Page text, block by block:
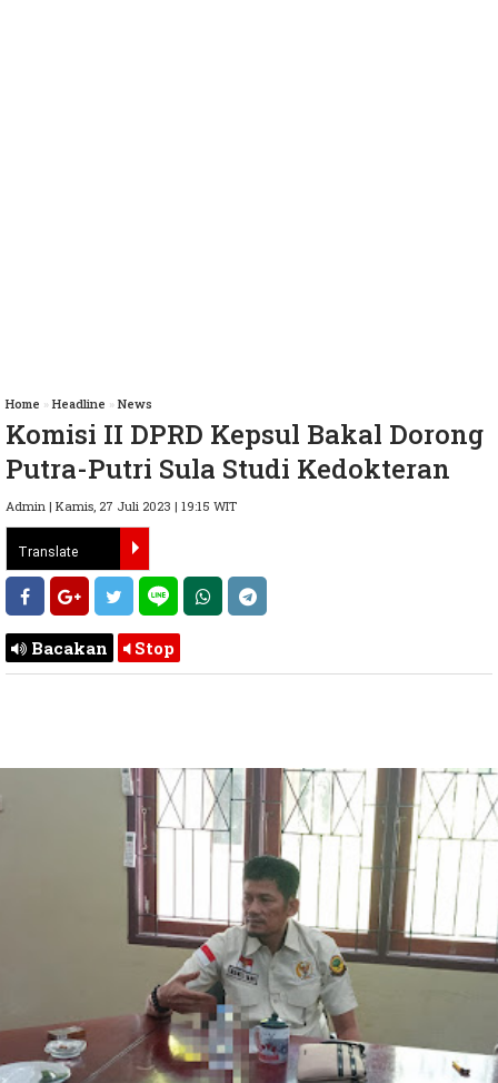
Home » Headline » News
Komisi II DPRD Kepsul Bakal Dorong
Putra-Putri Sula Studi Kedokteran
Admin | Kamis, 27 Juli 2023 | 19:15 WIT
Bacakan Stop